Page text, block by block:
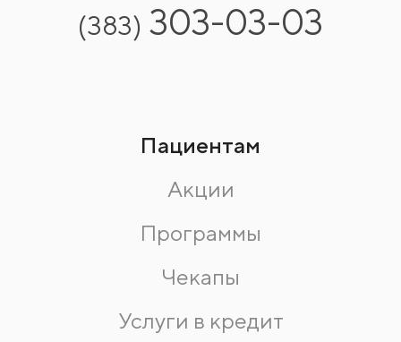
(383) 303-03-03
Пациентам
Акции
Программы
Чекапы
Услуги в кредит